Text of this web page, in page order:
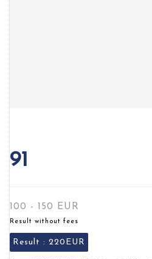
91
100 - 150 EUR
Result without fees
Result : 220EUR